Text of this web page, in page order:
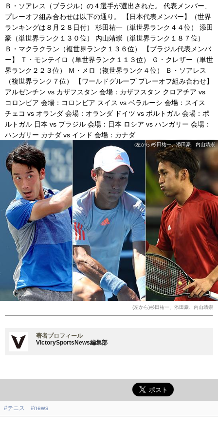
Ｂ・ソアレス（ブラジル）の４選手が選出された。 代表メンバー、
プレーオフ組み合わせは以下の通り。 【日本代表メンバー】（世界
ランキングは８月２８日付） 杉田祐一（単世界ランク４４位） 添田
豪（単世界ランク１３０位） 内山靖崇（単世界ランク１８７位）
Ｂ・マクラクラン（複世界ランク１３６位） 【ブラジル代表メンバ
ー】 Ｔ・モンテイロ（単世界ランク１１３位） Ｇ・クレザー（単世
界ランク２２３位） Ｍ・メロ（複世界ランク４位） Ｂ・ソアレス
（複世界ランク７位） 【ワールドグループ プレーオフ組み合わせ】
アルゼンチン vs カザフスタン 会場：カザフスタン クロアチア vs
コロンビア 会場：コロンビア スイス vs ベラルーシ 会場：スイス
チェコ vs オランダ 会場：オランダ ドイツ vs ポルトガル 会場：ポ
ルトガル 日本 vs ブラジル 会場：日本 ロシア vs ハンガリー 会場：
ハンガリー カナダ vs インド 会場：カナダ
(左から)杉田祐一、添田豪、内山靖崇
(左から)杉田祐一、添田豪、内山靖崇
著者プロフィール
VictorySportsNews編集部
#テニス #news